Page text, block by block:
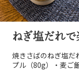
ねぎ塩だれで
焼きさばのねぎ塩だ
プル（80g）・麦ご